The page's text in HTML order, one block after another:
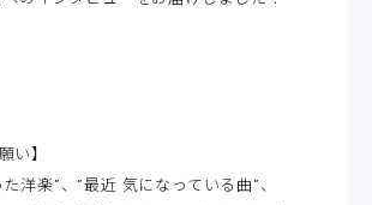
い】
洋楽”、”最近 気になっている曲”、